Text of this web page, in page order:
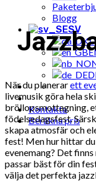
Blogg
SV
Kontakta
Beräkna pris
När du planerarett
livemusik göra hela
bröllopsmottagning,
födelsedagsfest.
skapa atmosfär och
fest! Men hur hittar du
evenemang? Det
passar bäst för din
välja det perfekta